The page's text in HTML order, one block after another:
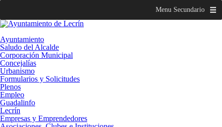
Menu Secundario
Ayuntamiento
Saludo del Alcalde
Corporación Municipal
Concejalías
Urbanismo
Formularios y Solicitudes
Plenos
Empleo
Guadalinfo
Lecrín
Empresas y Emprendedores